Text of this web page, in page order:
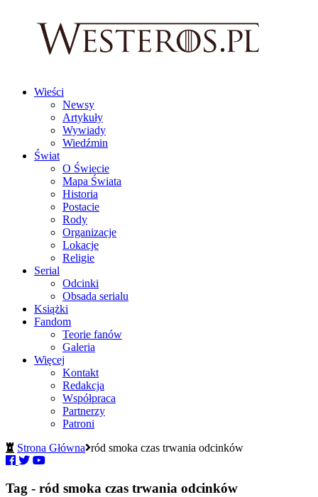
Wieści
Newsy
Artykuły
Wywiady
Wiedźmin
Świat
O Świecie
Mapa Świata
Historia
Postacie
Rody
Organizacje
Lokacje
Religie
Serial
Odcinki
Obsada serialu
Książki
Fandom
Teorie fanów
Galeria
Więcej
Kontakt
Redakcja
Współpraca
Partnerzy
Patroni
Strona Główna ród smoka czas trwania odcinków
Tag - ród smoka czas trwania odcinków